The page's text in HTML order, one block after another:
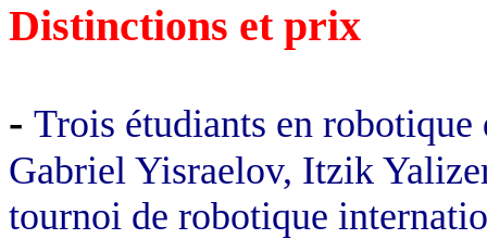
Distinctions et prix
- Trois étudiants en
Gabriel Yisraelov, Itzik
tournoi de robotique